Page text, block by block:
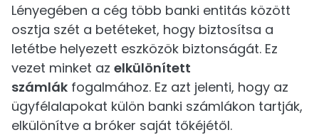
Lényegében a cég több banki entitás között
osztja szét a betéteket, hogy biztosítsa a
letétbe helyezett eszközök biztonságát. Ez
vezet minket az elkülönített
számlák fogalmához. Ez azt jelenti, hogy az
ügyfélalapokat külön banki számlákon tartják,
elkülönítve a bróker saját tőkéjétől.